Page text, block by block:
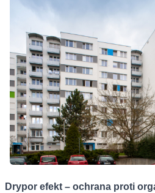
Drypor efekt – ochrana proti